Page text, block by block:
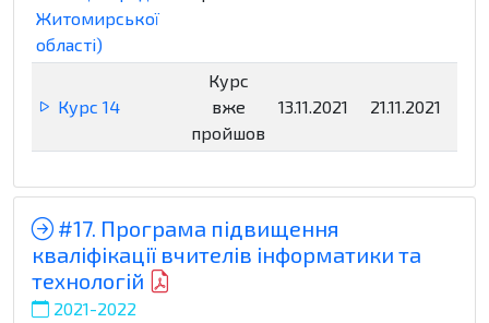
Житомирської
області)
Курс 14
Курс
вже
пройшов
13.11.2021 21.11.2021
#17. Програма підвищення
кваліфікації вчителів інформатики та
технологій
2021-2022